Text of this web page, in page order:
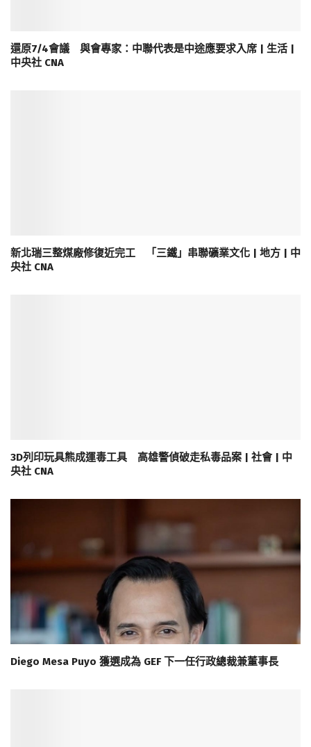
還原7/4會議 與會專家：中聯代表是中途應要求入席 | 生活 |
中央社 CNA
新北瑞三整煤廠修復近完工 「三鐵」串聯礦業文化 | 地方 | 中
央社 CNA
3D列印玩具熊成運毒工具 高雄警偵破走私毒品案 | 社會 | 中
央社 CNA
Diego Mesa Puyo 獲選成為 GEF 下一任行政總裁兼董事長